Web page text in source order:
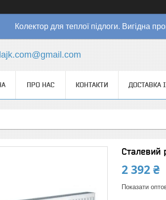
Колектор для теплої підлоги. Вигідна
ПРО НАС КОНТАКТИ ДОСТАВКА
Сталевий
2 392 ₴
Показати